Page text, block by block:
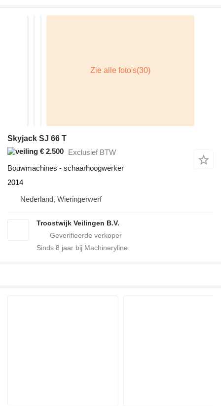
Skyjack SJ 66 T
€ 2.500 Exclusief BTW
Bouwmachines - schaarhoogwerker
2014
Nederland, Wieringerwerf
Troostwijk Veilingen B.V.
Sinds 8 jaar bij Machineryline